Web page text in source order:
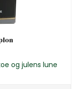
og julens lune